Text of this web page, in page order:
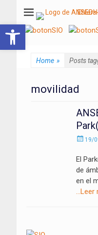
Abrir barra de herramientas
Asociación Nacional
Home » Posts
movilidad
Enviado
19/
El
de
en el
…Leer